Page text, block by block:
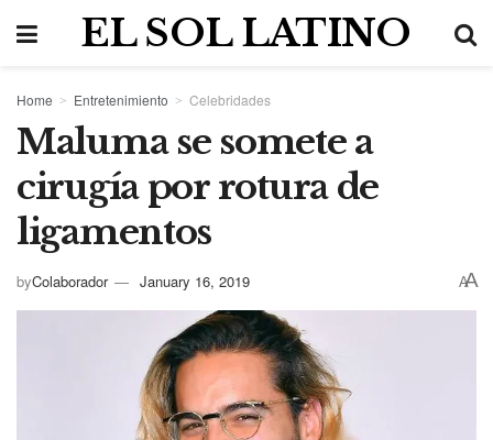
EL SOL LATINO
Home Entretenimiento Celebridades
Maluma se somete a
cirugía por rotura de
ligamentos
byColaborador January 16, 2019 AA